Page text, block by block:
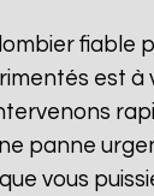
fiable
est
panne
vous